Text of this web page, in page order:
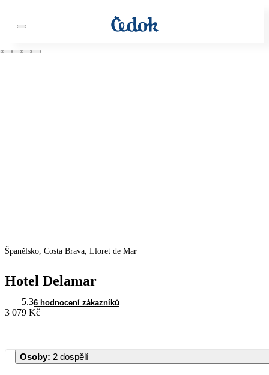
Španělsko, Costa Brava, Lloret de Mar
Hotel Delamar
5.36 hodnocení zákazníků
3 079 Kč
Osoby: 2 dospělí